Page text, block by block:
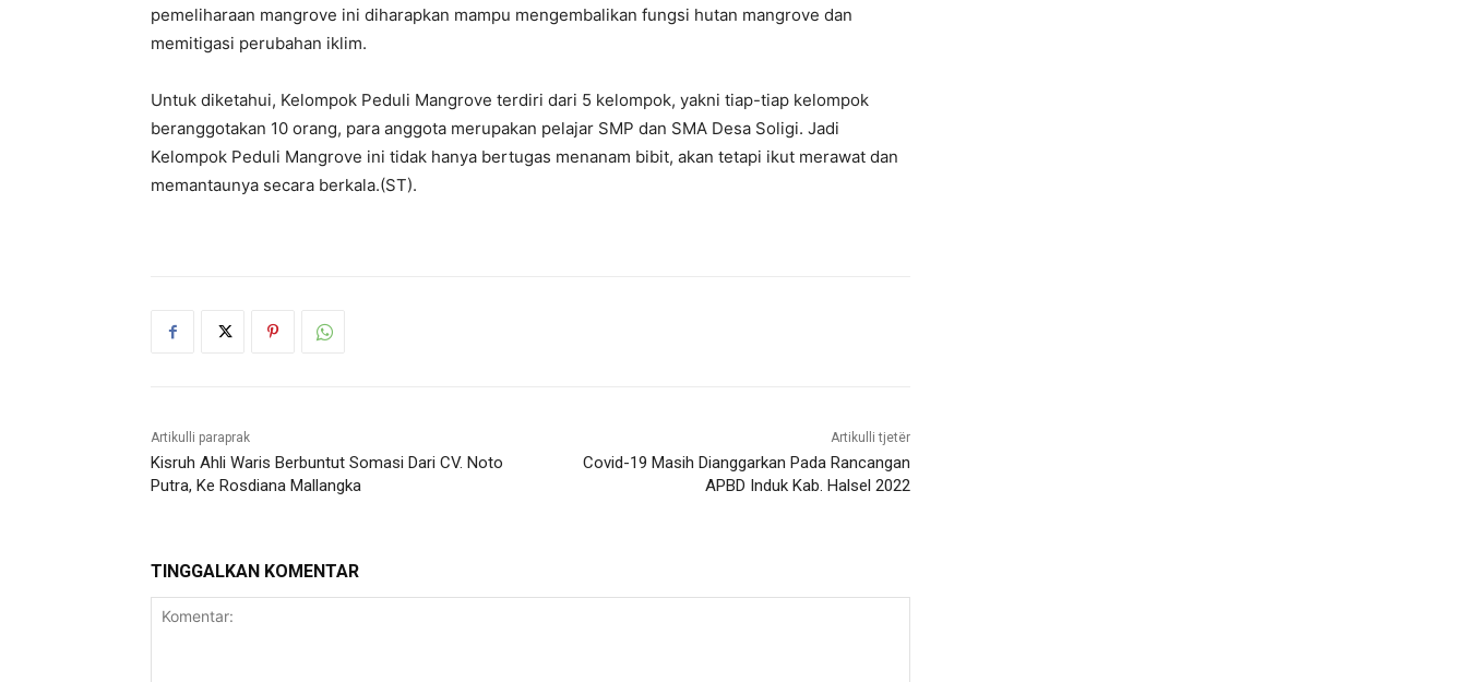
pemeliharaan mangrove ini diharapkan mampu mengembalikan fungsi hutan mangrove dan
memitigasi perubahan iklim.
Untuk diketahui, Kelompok Peduli Mangrove terdiri dari 5 kelompok, yakni tiap-tiap kelompok
beranggotakan 10 orang, para anggota merupakan pelajar SMP dan SMA Desa Soligi. Jadi
Kelompok Peduli Mangrove ini tidak hanya bertugas menanam bibit, akan tetapi ikut merawat dan
memantaunya secara berkala.(ST).
Artikulli paraprak
Kisruh Ahli Waris Berbuntut Somasi Dari CV. Noto
Putra, Ke Rosdiana Mallangka
Artikulli tjetër
Covid-19 Masih Dianggarkan Pada Rancangan
APBD Induk Kab. Halsel 2022
TINGGALKAN KOMENTAR